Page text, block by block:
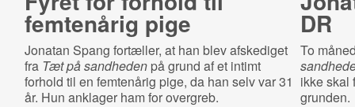
femtenårig pige
Jonatan Spang fortæller, at han blev afskediget
fra Tæt på sandheden på grund af et intimt
forhold til en femtenårig pige, da han selv var 31
år. Hun anklager ham for overgreb.
DR
To
ikke skal
grunden.